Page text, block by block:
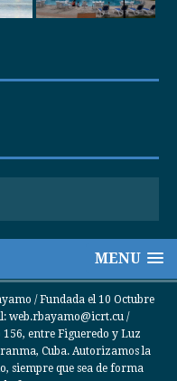
MENU
/ Fundada el 10 Octubre
web.rbayamo@icrt.cu /
entre Figueredo y Luz
Cuba. Autorizamos la
siempre que sea de forma